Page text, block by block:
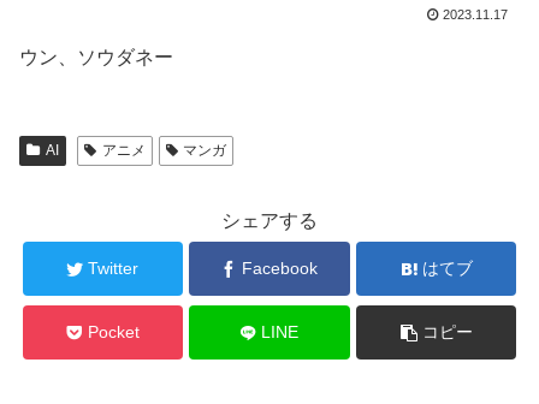
2023.11.17
ウン、ソウダネー
AI アニメ マンガ
シェアする
Twitter Facebook はてブ
Pocket LINE コピー